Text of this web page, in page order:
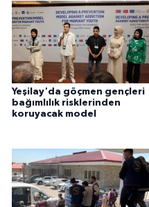
Yeşilay'da göçmen gençleri
bağımlılık risklerinden
koruyacak model